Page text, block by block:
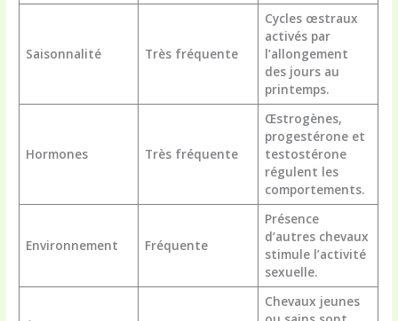
Saisonnalité Très fréquente
Cycles œstraux
activés par
l’allongement
des jours au
printemps.
Hormones Très fréquente
Œstrogènes,
progestérone et
testostérone
régulent les
comportements.
Environnement Fréquente
Présence
d’autres chevaux
stimule l’activité
sexuelle.
Chevaux jeunes